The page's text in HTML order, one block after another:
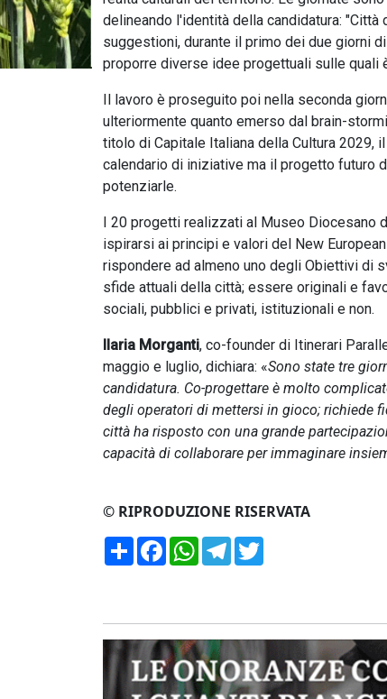
delineando l'identità della candidatura: "Città
suggestioni, durante il primo dei due giorni
proporre diverse idee progettuali sulle quali
Il lavoro è proseguito poi nella seconda
ulteriormente quanto emerso dal brain-
titolo di Capitale Italiana della Cultura 2029,
calendario di iniziative ma il progetto futuro
potenziarle.
I 20 progetti realizzati al Museo Diocesano
ispirarsi ai principi e valori del New
rispondere ad almeno uno degli Obiettivi di
sfide attuali della città; essere originali e
sociali, pubblici e privati, istituzionali e non.
Ilaria Morganti, co-founder di Itinerari
maggio e luglio, dichiara: «Sono state tre
candidatura. Co-progettare è molto
degli operatori di mettersi in gioco; richiede
città ha risposto con una grande
capacità di collaborare per immaginare
© RIPRODUZIONE RISERVATA
CondividiFacebookWhatsApp
Telegram